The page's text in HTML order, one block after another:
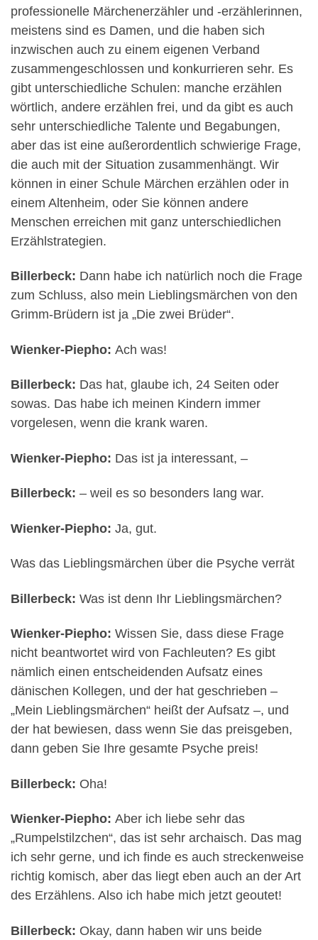
professionelle Märchenerzähler und -erzählerinnen,
meistens sind es Damen, und die haben sich
inzwischen auch zu einem eigenen Verband
zusammengeschlossen und konkurrieren sehr. Es
gibt unterschiedliche Schulen: manche erzählen
wörtlich, andere erzählen frei, und da gibt es auch
sehr unterschiedliche Talente und Begabungen,
aber das ist eine außerordentlich schwierige Frage,
die auch mit der Situation zusammenhängt. Wir
können in einer Schule Märchen erzählen oder in
einem Altenheim, oder Sie können andere
Menschen erreichen mit ganz unterschiedlichen
Erzählstrategien.
Billerbeck: Dann habe ich natürlich noch die Frage
zum Schluss, also mein Lieblingsmärchen von den
Grimm-Brüdern ist ja „Die zwei Brüder“.
Wienker-Piepho: Ach was!
Billerbeck: Das hat, glaube ich, 24 Seiten oder
sowas. Das habe ich meinen Kindern immer
vorgelesen, wenn die krank waren.
Wienker-Piepho: Das ist ja interessant, –
Billerbeck: – weil es so besonders lang war.
Wienker-Piepho: Ja, gut.
Was das Lieblingsmärchen über die Psyche verrät
Billerbeck: Was ist denn Ihr Lieblingsmärchen?
Wienker-Piepho: Wissen Sie, dass diese Frage
nicht beantwortet wird von Fachleuten? Es gibt
nämlich einen entscheidenden Aufsatz eines
dänischen Kollegen, und der hat geschrieben –
„Mein Lieblingsmärchen“ heißt der Aufsatz –, und
der hat bewiesen, dass wenn Sie das preisgeben,
dann geben Sie Ihre gesamte Psyche preis!
Billerbeck: Oha!
Wienker-Piepho: Aber ich liebe sehr das
„Rumpelstilzchen“, das ist sehr archaisch. Das mag
ich sehr gerne, und ich finde es auch streckenweise
richtig komisch, aber das liegt eben auch an der Art
des Erzählens. Also ich habe mich jetzt geoutet!
Billerbeck: Okay, dann haben wir uns beide